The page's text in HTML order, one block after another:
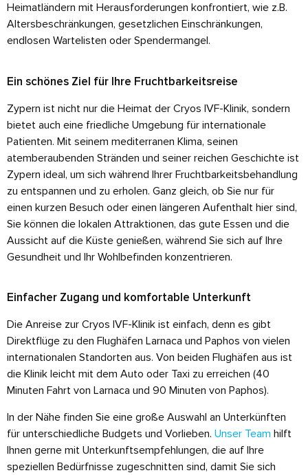
Heimatländern mit Herausforderungen konfrontiert, wie z.B.
Altersbeschränkungen, gesetzlichen Einschränkungen,
endlosen Wartelisten oder Spendermangel.
Ein schönes Ziel für Ihre Fruchtbarkeitsreise
Zypern ist nicht nur die Heimat der Cryos IVF-Klinik, sondern
bietet auch eine friedliche Umgebung für internationale
Patienten. Mit seinem mediterranen Klima, seinen
atemberaubenden Stränden und seiner reichen Geschichte ist
Zypern ideal, um sich während Ihrer Fruchtbarkeitsbehandlung
zu entspannen und zu erholen. Ganz gleich, ob Sie nur für
einen kurzen Besuch oder einen längeren Aufenthalt hier sind,
Sie können die lokalen Attraktionen, das gute Essen und die
Aussicht auf die Küste genießen, während Sie sich auf Ihre
Gesundheit und Ihr Wohlbefinden konzentrieren.
Einfacher Zugang und komfortable Unterkunft
Die Anreise zur Cryos IVF-Klinik ist einfach, denn es gibt
Direktflüge zu den Flughäfen Larnaca und Paphos von vielen
internationalen Standorten aus. Von beiden Flughäfen aus ist
die Klinik leicht mit dem Auto oder Taxi zu erreichen (40
Minuten Fahrt von Larnaca und 90 Minuten von Paphos).
In der Nähe finden Sie eine große Auswahl an Unterkünften
für unterschiedliche Budgets und Vorlieben. Unser Team hilft
Ihnen gerne mit Unterkunftsempfehlungen, die auf Ihre
speziellen Bedürfnisse zugeschnitten sind, damit Sie sich